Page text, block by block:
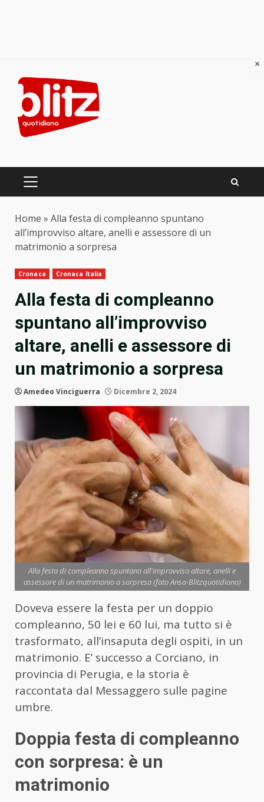
content
PRIMARY
Home » Alla festa di compleanno spuntano
all’improvviso altare, anelli e assessore di un
matrimonio a sorpresa
Cronaca Cronaca Italia
Alla festa di compleanno
spuntano all’improvviso
altare, anelli e assessore di
un matrimonio a sorpresa
Amedeo Vinciguerra Dicembre 2, 2024
Alla festa di compleanno spuntano all'improvviso altare, anelli e
assessore di un matrimonio a sorpresa (foto Ansa-Blitzquotidiano)
Doveva essere la festa per un doppio
compleanno, 50 lei e 60 lui, ma tutto si è
trasformato, all’insaputa degli ospiti, in un
matrimonio. E’ successo a Corciano, in
provincia di Perugia, e la storia è
raccontata dal Messaggero sulle pagine
umbre.
Doppia festa di compleanno
con sorpresa: è un
matrimonio
×